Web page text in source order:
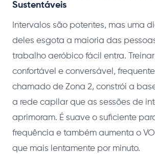
Sustentáveis
Intervalos são potentes, mas uma
deles esgota a maioria das
trabalho aeróbico fácil entra.
confortável e conversável,
chamado de Zona 2, constrói a
a rede capilar que as sessões de
aprimoram. É suave o suficiente
frequência e também aumenta o
que mais lentamente por minuto.